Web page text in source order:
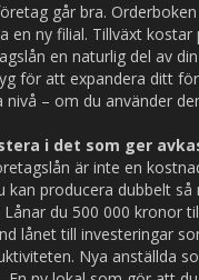
går bra.
en ny filial. Tillväxt
en naturlig del av
för att expandera ditt
nivå – om du använder
i det som ger
är inte en
kan producera dubbelt
Lånar du 500 000 kronor
lånet till investeringar
Nya anställda